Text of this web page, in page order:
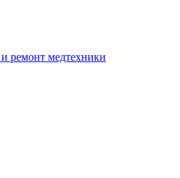
ремонт медтехники